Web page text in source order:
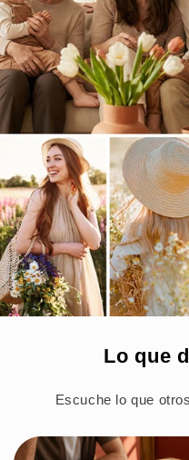
Lo que
Escuche lo que